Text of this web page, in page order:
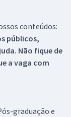
conteúdos:
públicos,
Não fique de
a vaga com
graduação e